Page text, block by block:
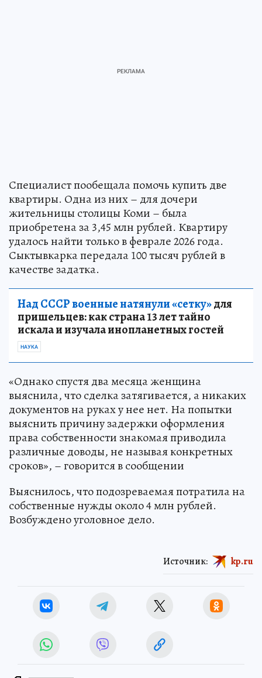
Специалист пообещала помочь купить две
квартиры. Одна из них – для дочери
жительницы столицы Коми – была
приобретена за 3,45 млн рублей. Квартиру
удалось найти только в феврале 2026 года.
Сыктывкарка передала 100 тысяч рублей в
качестве задатка.
Над СССР военные натянули «сетку»для
пришельцев: как страна 13 лет тайно
искала и изучала инопланетных гостей
НАУКА
«Однако спустя два месяца женщина
выяснила, что сделка затягивается, а никаких
документов на руках у нее нет. На попытки
выяснить причину задержки оформления
права собственности знакомая приводила
различные доводы, не называя конкретных
сроков», – говорится в сообщении
Выяснилось, что подозреваемая потратила на
собственные нужды около 4 млн рублей.
Возбуждено уголовное дело.
Источник: kp.ru